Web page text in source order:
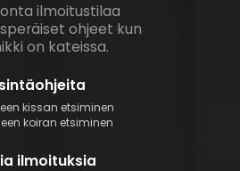
ilmoitustilaa
ohjeet kun
on kateissa.
kissan etsiminen
koiran etsiminen
ilmoituksia